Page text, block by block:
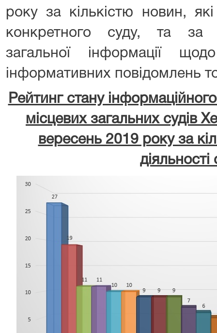
року за кількістю новин, які
конкретного суду, та за
загальної інформації
інформативних повідомлень
Рейтинг стану
місцевих загальних судів
вересень 2019 року за
діяльності